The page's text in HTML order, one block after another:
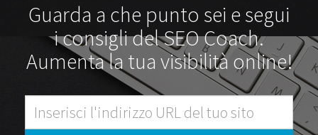
Guarda a che punto sei e segui
i consigli del SEO Coach.
Aumenta la tua visibilità online!